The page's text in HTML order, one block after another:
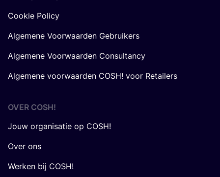
Cookie Policy
Algemene Voorwaarden Gebruikers
Algemene Voorwaarden Consultancy
Algemene voorwaarden COSH! voor Retailers
OVER COSH!
Jouw organisatie op COSH!
Over ons
Werken bij COSH!